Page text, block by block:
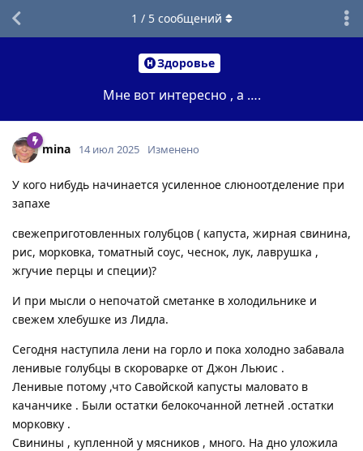
Здоровье
Мне вот интересно , а ….
1 / 5сообщений
mina 14 июл 2025 Изменено
У кого нибудь начинается усиленное слюноотделение при
запахе
свежеприготовленных голубцов ( капуста, жирная свинина,
рис, морковка, томатный соус, чеснок, лук, лаврушка ,
жгучие перцы и специи)?
И при мысли о непочатой сметанке в холодильнике и
свежем хлебушке из Лидла.
Сегодня наступила лени на горло и пока холодно забавала
ленивые голубцы в скороварке от Джон Льюис .
Ленивые потому ,что Савойской капусты маловато в
качанчике . Были остатки белокочанной летней .остатки
морковку .
Свинины , купленной у мясников , много. На дно уложила